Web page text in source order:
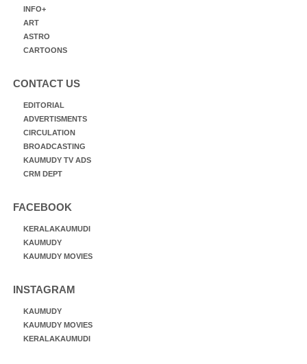
INFO+
ART
ASTRO
CARTOONS
CONTACT US
EDITORIAL
ADVERTISMENTS
CIRCULATION
BROADCASTING
KAUMUDY TV ADS
CRM DEPT
FACEBOOK
KERALAKAUMUDI
KAUMUDY
KAUMUDY MOVIES
INSTAGRAM
KAUMUDY
KAUMUDY MOVIES
KERALAKAUMUDI